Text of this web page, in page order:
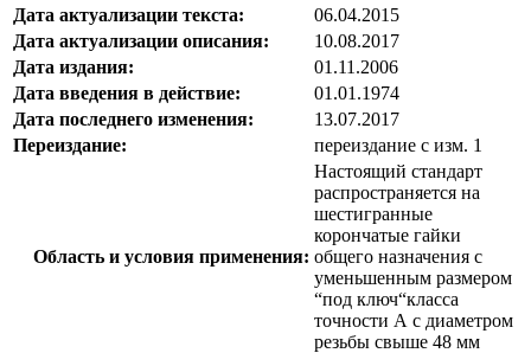
Дата актуализации текста:
06.04.2015
Дата актуализации описания:
10.08.2017
Дата издания:
01.11.2006
Дата введения в действие:
01.01.1974
Дата последнего изменения:
13.07.2017
Переиздание:
переиздание с изм. 1
Область и условия применения:
Настоящий стандарт
распространяется на
шестигранные
корончатые гайки
общего назначения с
уменьшенным размером
“под ключ“класса
точности А с диаметром
резьбы свыше 48 мм